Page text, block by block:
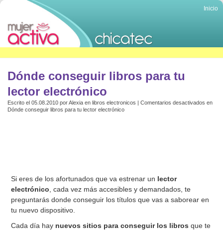
Inicio
Dónde conseguir libros para tu
lector electrónico
Escrito el 05.08.2010 porAlexia en libros electronicos | Comentarios desactivados en
Dónde conseguir libros para tu lector electrónico
Si eres de los afortunados que va estrenar un lector
electrónico , cada vez más accesibles y demandados, te
preguntarás donde conseguir los títulos que vas a saborear en
tu nuevo dispositivo.
Cada día hay nuevos sitios para conseguir los libros que te